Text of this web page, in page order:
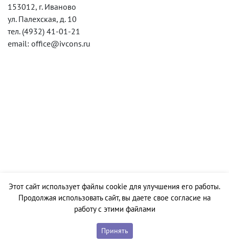
153012, г. Иваново
ул. Палехская, д. 10
тел. (4932) 41-01-21
email: office@ivcons.ru
Этот сайт использует файлы cookie для улучшения его работы.
Продолжая использовать сайт, вы даете свое согласие на
работу с этими файлами
Принять